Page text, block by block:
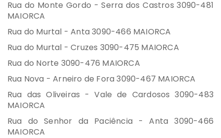
Rua do Monte Gordo - Serra dos Castros 3090-481
MAIORCA
Rua do Murtal - Anta 3090-466 MAIORCA
Rua do Murtal - Cruzes 3090-475 MAIORCA
Rua do Norte 3090-476 MAIORCA
Rua Nova - Arneiro de Fora 3090-467 MAIORCA
Rua das Oliveiras - Vale de Cardosos 3090-483
MAIORCA
Rua do Senhor da Paciência - Anta 3090-466
MAIORCA